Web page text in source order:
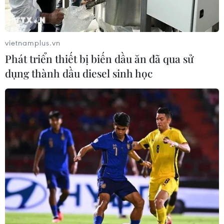
Bà Rịa-Vũng Tàu: Vườn Quốc gia Côn Đảo
trở thành Vườn Di sản ASEAN
28/04/2023 15:07
Vườn Quốc gia này được các quốc gia thành viên
ASEAN công nhận không chỉ vì sự đa dạng sinh học
biển độc đáo mà còn cả những giá trị lịch sử-văn hóa
của Việt Nam.
vietnamplus.vn
Phát triển thiết bị biến dầu ăn đã qua sử
dụng thành dầu diesel sinh học